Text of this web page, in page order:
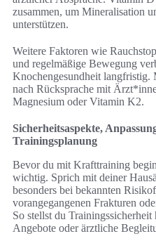
zusammen, um Mineralisation
unterstützen.
Weitere Faktoren wie
und regelmäßige Bewegung
Knochengesundheit langfristig.
nach Rücksprache mit
Magnesium oder Vitamin K2.
Sicherheitsaspekte,
Trainingsplanung
Bevor du mit Krafttraining
wichtig. Sprich mit deiner
besonders bei bekannten
vorangegangenen Frakturen
So stellst du
Angebote oder ärztliche